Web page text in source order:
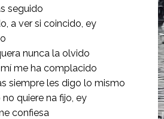
seguido
a ver si coincido, ey
nunca la olvido
me ha complacido
siempre les digo lo mismo
quiere na fijo, ey
confiesa